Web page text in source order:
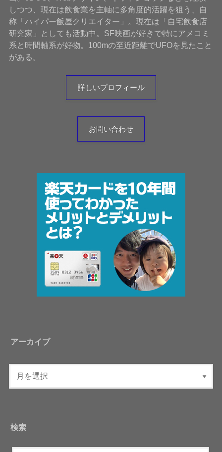
しつつ、現在は飲食業を主軸に多角度的活躍を狙う、自
称「ハイパー飯屋クリエイター」。現在は「自宅飲食店
研究家」としても活動中。SF映画が好きで特にアメコミ
系と時間軸系が好物。100mの至近距離でUFOを見たこと
がある。
詳しいプロフィール
お問い合わせ
アーカイブ
検索